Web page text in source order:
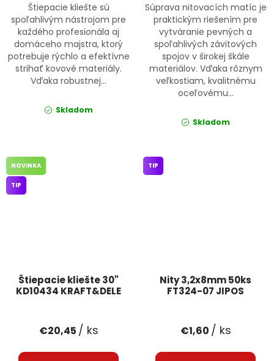
Štiepacie kliešte sú
spoľahlivým nástrojom pre
každého profesionála aj
domáceho majstra, ktorý
potrebuje rýchlo a efektívne
strihať kovové materiály.
Vďaka robustnej...
Skladom
Súprava nitovacích matíc je
praktickým riešením pre
vytváranie pevných a
spoľahlivých závitových
spojov v širokej škále
materiálov. Vďaka rôznym
veľkostiam, kvalitnému
oceľovému...
Skladom
Štiepacie kliešte 30"
KD10434 KRAFT&DELE
NOVINKA
TIP
€20,45 / ks
Nity 3,2x8mm 50ks
FT324-07 JIPOS
TIP
€1,60 / ks